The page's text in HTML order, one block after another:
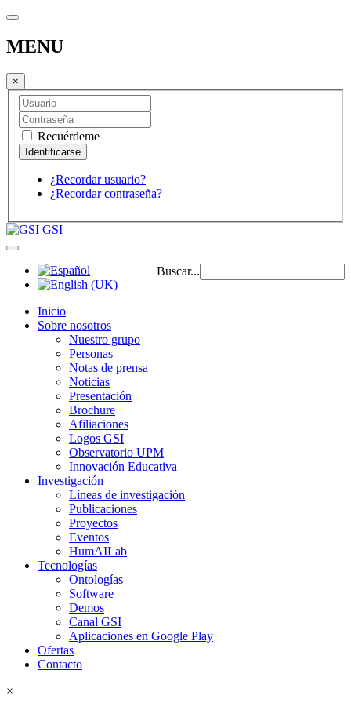
MENU
×
Recuérdeme
¿Recordar usuario?
¿Recordar contraseña?
GSI
Buscar...
Inicio
Sobre nosotros
Nuestro grupo
Personas
Notas de prensa
Noticias
Presentación
Brochure
Afiliaciones
Logos GSI
Observatorio UPM
Innovación Educativa
Investigación
Líneas de investigación
Publicaciones
Proyectos
Eventos
HumAILab
Tecnologías
Ontologías
Software
Demos
Canal GSI
Aplicaciones en Google Play
Ofertas
Contacto
×